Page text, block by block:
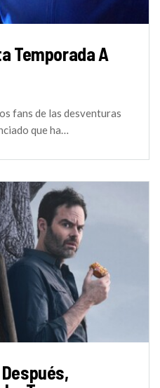
Temporada A
fans de las desventuras
que ha…